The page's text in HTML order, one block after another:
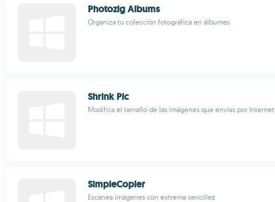
Photozig Albums
Organiza tu colección fotográfica en álbumes
Shrink Pic
Modifica el tamaño de las imágenes que envías por Internet
SimpleCopier
Escanea imágenes con extrema sencillez